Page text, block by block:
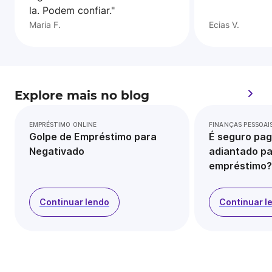
la. Podem confiar."
Maria F. Ecias V.
Explore mais no blog
EMPRÉSTIMO ONLINE
Golpe de Empréstimo para
Negativado
Continuar lendo
FINANÇAS
É seguro
adiantado
empréstimo?
Continuar